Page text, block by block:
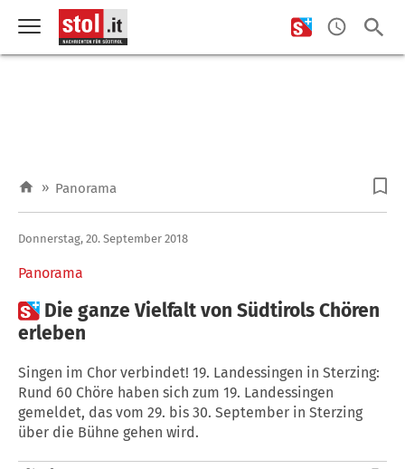
» Panorama
Panorama
Donnerstag, 20. September 2018
 Die ganze Vielfalt von Südtirols Chören
erleben
Singen im Chor verbindet! 19. Landessingen in Sterzing:
Rund 60 Chöre haben sich zum 19. Landessingen
gemeldet, das vom 29. bis 30. September in Sterzing
über die Bühne gehen wird.